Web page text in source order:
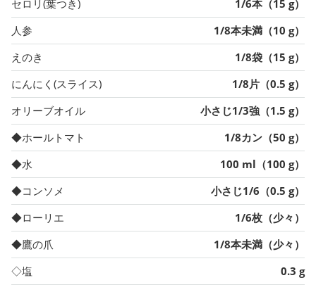
セロリ(葉つき)
1/6本（15 g）
人参
1/8本未満（10 g）
えのき
1/8袋（15 g）
にんにく(スライス)
1/8片（0.5 g）
オリーブオイル
小さじ1/3強（1.5 g）
◆ホールトマト
1/8カン（50 g）
◆水
100 ml（100 g）
◆コンソメ
小さじ1/6（0.5 g）
◆ローリエ
1/6枚（少々）
◆鷹の爪
1/8本未満（少々）
◇塩
0.3 g